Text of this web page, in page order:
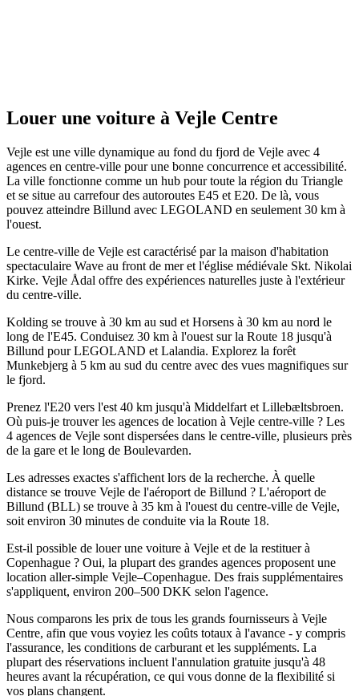
Louer une voiture à Vejle Centre
Vejle est une ville dynamique au fond du fjord de Vejle avec 4
agences en centre-ville pour une bonne concurrence et accessibilité.
La ville fonctionne comme un hub pour toute la région du Triangle
et se situe au carrefour des autoroutes E45 et E20. De là, vous
pouvez atteindre Billund avec LEGOLAND en seulement 30 km à
l'ouest.
Le centre-ville de Vejle est caractérisé par la maison d'habitation
spectaculaire Wave au front de mer et l'église médiévale Skt. Nikolai
Kirke. Vejle Ådal offre des expériences naturelles juste à l'extérieur
du centre-ville.
Kolding se trouve à 30 km au sud et Horsens à 30 km au nord le
long de l'E45. Conduisez 30 km à l'ouest sur la Route 18 jusqu'à
Billund pour LEGOLAND et Lalandia. Explorez la forêt
Munkebjerg à 5 km au sud du centre avec des vues magnifiques sur
le fjord.
Prenez l'E20 vers l'est 40 km jusqu'à Middelfart et Lillebæltsbroen.
Où puis-je trouver les agences de location à Vejle centre-ville ? Les
4 agences de Vejle sont dispersées dans le centre-ville, plusieurs près
de la gare et le long de Boulevarden.
Les adresses exactes s'affichent lors de la recherche. À quelle
distance se trouve Vejle de l'aéroport de Billund ? L'aéroport de
Billund (BLL) se trouve à 35 km à l'ouest du centre-ville de Vejle,
soit environ 30 minutes de conduite via la Route 18.
Est-il possible de louer une voiture à Vejle et de la restituer à
Copenhague ? Oui, la plupart des grandes agences proposent une
location aller-simple Vejle–Copenhague. Des frais supplémentaires
s'appliquent, environ 200–500 DKK selon l'agence.
Nous comparons les prix de tous les grands fournisseurs à Vejle
Centre, afin que vous voyiez les coûts totaux à l'avance - y compris
l'assurance, les conditions de carburant et les suppléments. La
plupart des réservations incluent l'annulation gratuite jusqu'à 48
heures avant la récupération, ce qui vous donne de la flexibilité si
vos plans changent.